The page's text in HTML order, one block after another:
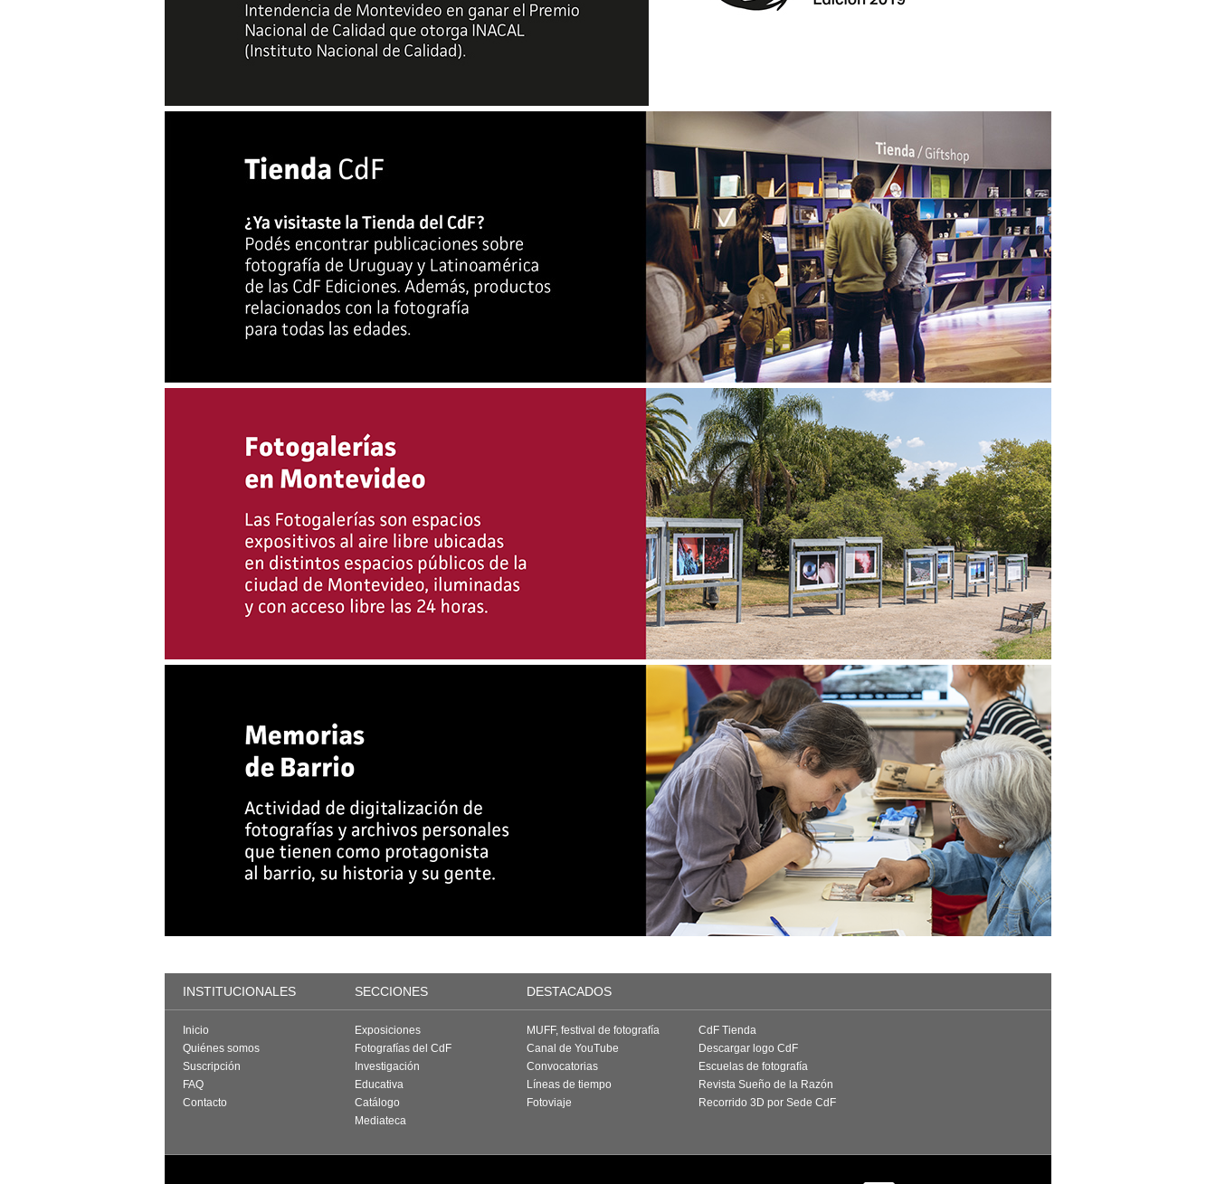
INSTITUCIONALES SECCIONES DESTACADOS
Inicio
Quiénes somos
Suscripción
FAQ
Contacto
Exposiciones
Fotografías del CdF
Investigación
Educativa
Catálogo
Mediateca
MUFF, festival de fotografía
Canal de YouTube
Convocatorias
Líneas de tiempo
Fotoviaje
CdF Tienda
Descargar logo CdF
Escuelas de fotografía
Revista Sueño de la Razón
Recorrido 3D por Sede CdF